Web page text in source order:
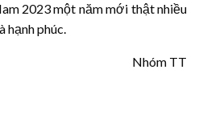
2023 một năm mới thật nhiều
hạnh phúc.
Nhóm TT